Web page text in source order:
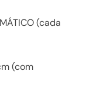
(cada
(com